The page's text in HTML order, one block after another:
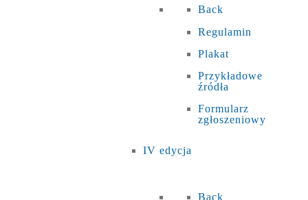
Back
Regulamin
Plakat
Przykładowe
źródła
Formularz
zgłoszeniowy
IV edycja
Back